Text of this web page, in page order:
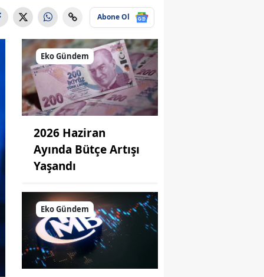
Abone Ol
Eko Gündem
2026 Haziran
Ayında Bütçe Artışı
Yaşandı
Eko Gündem